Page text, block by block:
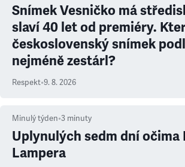
Snímek Vesničko má
slaví 40 let od premiéry.
československý snímek
nejméně zestárl?
Respekt•9. 8. 2026
Minulý týden•3 minuty
Uplynulých sedm dní očima
Lampera